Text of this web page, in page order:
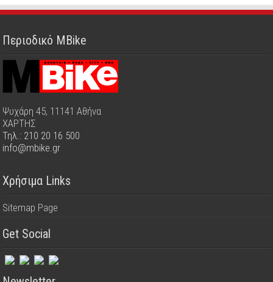
Περιοδικό MBike
Ψυχάρη 45, 11141 Αθήνα
ΧΑΡΤΗΣ
Τηλ.: 210 20 16 500
info@mbike.gr
Χρήσιμα Links
Sitemap Page
Get Social